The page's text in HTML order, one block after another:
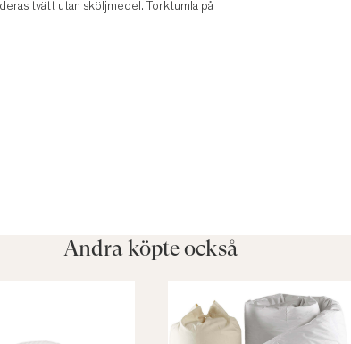
tvätt utan sköljmedel. Torktumla på
Andra köpte också